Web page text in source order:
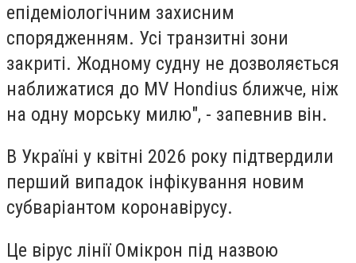
епідеміологічним захисним
спорядженням. Усі транзитні зони
закриті. Жодному судну не дозволяється
наближатися до MV Hondius ближче, ніж
на одну морську милю", - запевнив він.
В Україні у квітні 2026 року підтвердили
перший випадок інфікування новим
субваріантом коронавірусу.
Це вірус лінії Омікрон під назвою